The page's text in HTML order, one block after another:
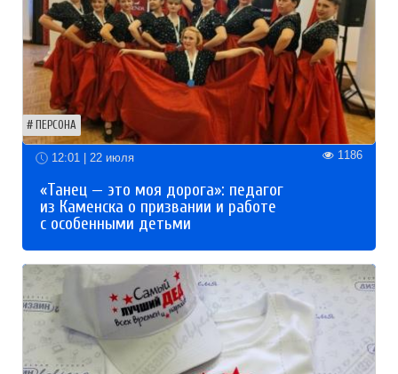
ПЕРСОНА
12:01 | 22 июля 1186
«Танец — это моя дорога»: педагог
из Каменска о призвании и работе
с особенными детьми